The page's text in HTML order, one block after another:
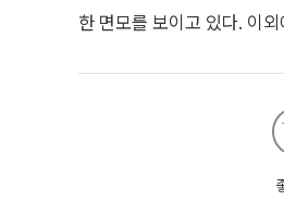
한 면모를 보이고 있다. 이